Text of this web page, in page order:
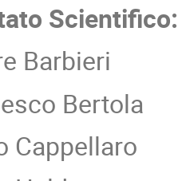
Scientifico:
Barbieri
Bertola
Cappellaro